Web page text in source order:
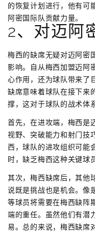
的恢复计划进行，他有可
阿密国际队贡献力量。
2、对迈阿
梅西的缺席无疑对迈阿密
影响。自从梅西加盟迈阿
心作用，还为球队带来了
缺席意味着球队在接下来
撑，这对于球队的战术体
首先，在进攻端，梅西是
视野、突破能力和射门技
西，球队的进攻组织可能
时，缺乏梅西这种关键球
其次，梅西缺席后，其他
说既是挑战也是机会。像
等球员将需要在梅西缺阵
端的重任。虽然他们有潜
易。总的来说，梅西缺席